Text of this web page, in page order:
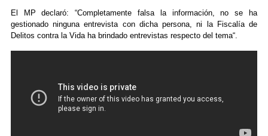
El MP declaró: “Completamente falsa la información, no se ha
gestionado ninguna entrevista con dicha persona, ni la Fiscalía de
Delitos contra la Vida ha brindado entrevistas respecto del tema“.